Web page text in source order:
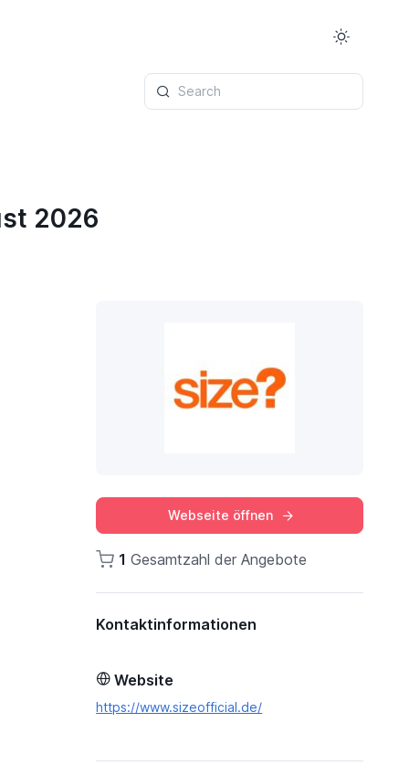
Search
2026
Webseite öffnen
1 Gesamtzahl der Angebote
Kontaktinformationen
Website
https://www.sizeofficial.de/